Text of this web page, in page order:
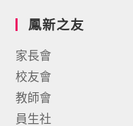
鳳新之友
家長會
校友會
教師會
員生社